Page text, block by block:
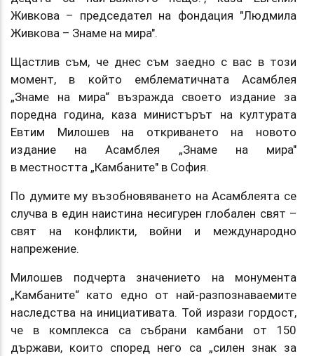
Живкова – председател на фондация "Людмила
Живкова – Знаме на мира".
Щастлив съм, че днес съм заедно с вас в този
момент, в който емблематичната Асамблея
„Знаме на мира“ възражда своето издание за
поредна година, каза министърът на културата
Евтим Милошев на откриването на новото
издание на Асамблея „Знаме на мира"
в местността „Камбаните" в София.
По думите му възобновяването на Асамблеята се
случва в един наистина несигурен глобален свят –
свят на конфликти, войни и международно
напрежение.
Милошев подчерта значението на монумента
„Камбаните“ като едно от най-разпознаваемите
наследства на инициативата. Той изрази гордост,
че в комплекса са събрани камбани от 150
държави, които според него са „силен знак за